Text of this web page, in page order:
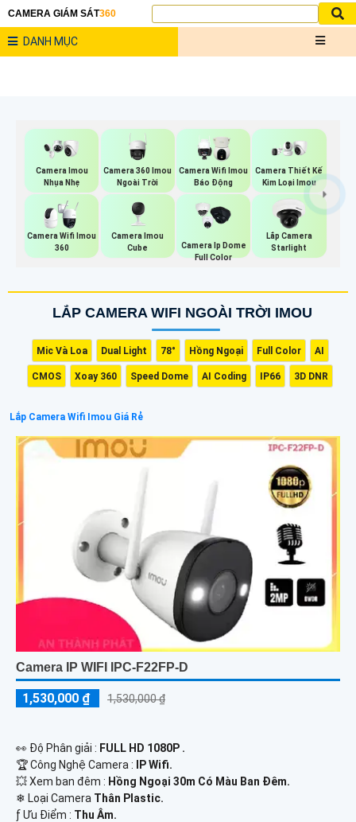
CAMERA GIÁM SÁT360
DANH MỤC
Camera Imou
Nhụa Nhẹ
Camera 360 Imou
Ngoài Trời
Camera Wifi Imou
Báo Động
Camera Thiết Kế
Kim Loại Imou
Camera Wifi Imou
360
Camera Imou
Cube
Camera Ip Dome
Full Color
Lắp Camera
Starlight
LẮP CAMERA WIFI NGOÀI TRỜI IMOU
Mic Và Loa Dual Light 78° Hồng Ngoại Full Color AI
CMOS Xoay 360 Speed Dome AI Coding IP66 3D DNR
Lắp Camera Wifi Imou Giá Rẻ
Camera IP WIFI IPC-F22FP-D
1,530,000 ₫ 1,530,000 ₫
️👀 Độ Phân giải : FULL HD 1080P .
🏆 Công Nghệ Camera :
IP Wifi.
💥 Xem ban đêm : Hồng Ngoại 30m Có Màu Ban Đêm.
❄ Loại Camera Thân Plastic.
️ƒ Ưu Điểm : Thu Âm.